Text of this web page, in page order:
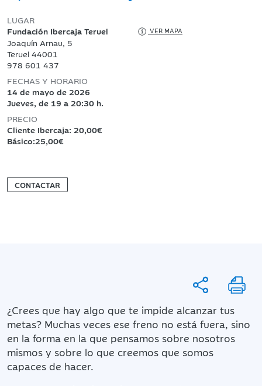
LUGAR
Fundación Ibercaja Teruel
VER MAPA
Joaquín Arnau, 5
Teruel 44001
978 601 437
FECHAS Y HORARIO
14 de mayo de 2026
Jueves, de 19 a 20:30 h.
PRECIO
Cliente Ibercaja: 20,00€
Básico:25,00€
CONTACTAR
¿Crees que hay algo que te impide alcanzar tus
metas? Muchas veces ese freno no está fuera, sino
en la forma en la que pensamos sobre nosotros
mismos y sobre lo que creemos que somos
capaces de hacer.